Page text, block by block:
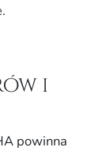
i
powinna